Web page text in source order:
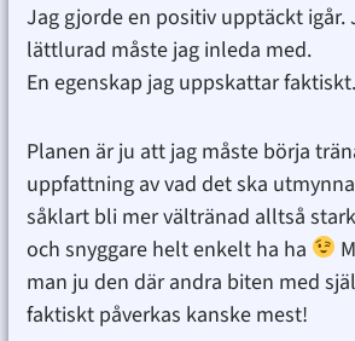
Jag gjorde en positiv upptäckt igår.
lättlurad måste jag inleda med.
En egenskap jag uppskattar faktiskt.
Planen är ju att jag måste börja
uppfattning av vad det ska
såklart bli mer vältränad alltså
och snyggare helt enkelt ha ha
man ju den där andra biten med
faktiskt påverkas kanske mest!